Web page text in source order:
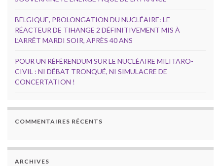
BELGIQUE, PROLONGATION DU NUCLÉAIRE: LE
RÉACTEUR DE TIHANGE 2 DÉFINITIVEMENT MIS À
L’ARRÊT MARDI SOIR, APRÈS 40 ANS
POUR UN RÉFÉRENDUM SUR LE NUCLÉAIRE MILITARO-
CIVIL : NI DÉBAT TRONQUÉ, NI SIMULACRE DE
CONCERTATION !
COMMENTAIRES RÉCENTS
ARCHIVES